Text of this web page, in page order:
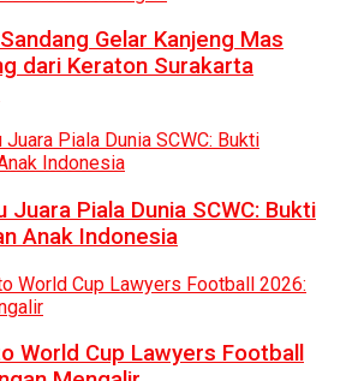
Gelar Kanjeng Mas
dari Keraton Surakarta
Juara Piala Dunia SCWC: Bukti
Anak Indonesia
World Cup Lawyers Football